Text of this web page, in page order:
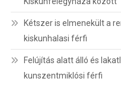
Kétszer is elmenekült a
kiskunhalasi férfi
Felújítás alatt álló és
kunszentmiklósi férfi